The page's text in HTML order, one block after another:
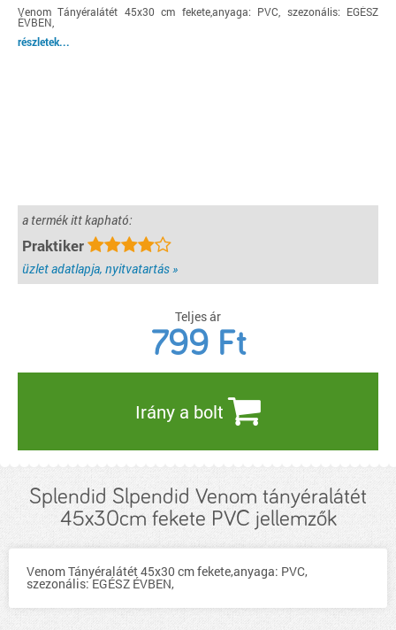
Venom Tányéralátét 45x30 cm fekete,anyaga: PVC, szezonális: EGÉSZ
ÉVBEN,
részletek...
a termék itt kapható:
Praktiker
üzlet adatlapja, nyitvatartás »
Teljes ár
799 Ft
Irány a bolt
Splendid Slpendid Venom tányéralátét
45x30cm fekete PVC jellemzők
Venom Tányéralátét 45x30 cm fekete,anyaga: PVC,
szezonális: EGÉSZ ÉVBEN,